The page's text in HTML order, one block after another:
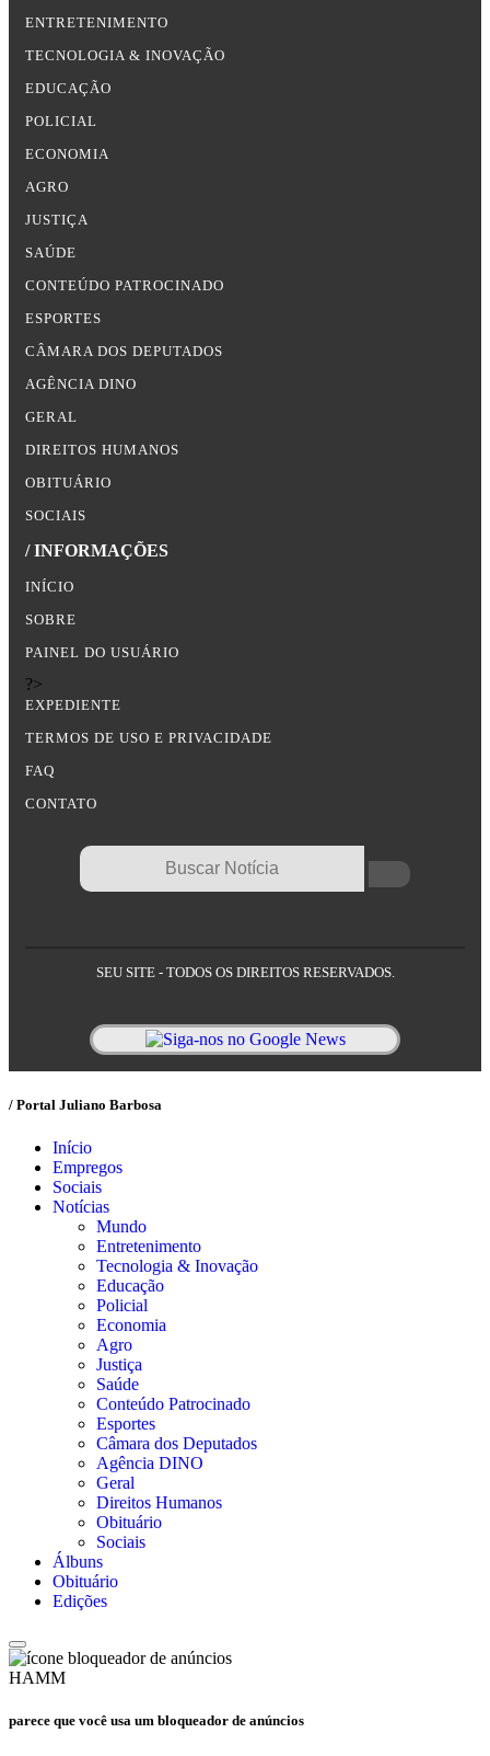
ENTRETENIMENTO
TECNOLOGIA & INOVAÇÃO
EDUCAÇÃO
POLICIAL
ECONOMIA
AGRO
JUSTIÇA
SAÚDE
CONTEÚDO PATROCINADO
ESPORTES
CÂMARA DOS DEPUTADOS
AGÊNCIA DINO
GERAL
DIREITOS HUMANOS
OBITUÁRIO
SOCIAIS
/ INFORMAÇÕES
INÍCIO
SOBRE
PAINEL DO USUÁRIO
?>
EXPEDIENTE
TERMOS DE USO E PRIVACIDADE
FAQ
CONTATO
SEU SITE - TODOS OS DIREITOS RESERVADOS.
/ Portal Juliano Barbosa
Início
Empregos
Sociais
Notícias
Mundo
Entretenimento
Tecnologia & Inovação
Educação
Policial
Economia
Agro
Justiça
Saúde
Conteúdo Patrocinado
Esportes
Câmara dos Deputados
Agência DINO
Geral
Direitos Humanos
Obituário
Sociais
Álbuns
Obituário
Edições
HAMM
parece que você usa um bloqueador de anúncios